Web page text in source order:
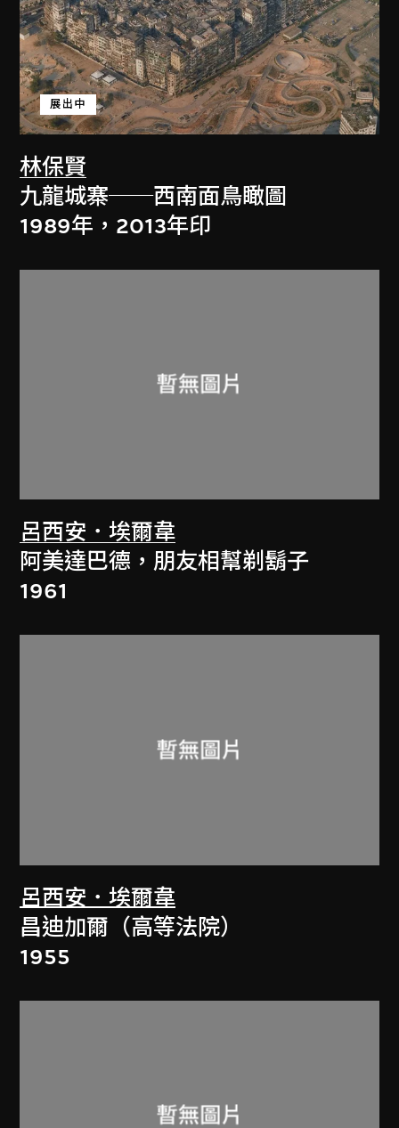
林保賢
展出中
九龍城寨──西南面鳥瞰圖
1989年，2013年印
呂西安．埃爾韋
阿美達巴德，朋友相幫剃鬍子
1961
呂西安．埃爾韋
昌迪加爾（高等法院）
1955